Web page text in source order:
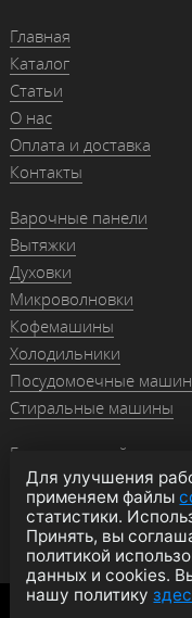
Главная
Каталог
Статьи
О нас
Оплата и доставка
Контакты
Варочные панели
Вытяжки
Духовки
Микроволновки
Кофемашины
Холодильники
Посудомоечные
Стиральные машины
Гранитные мойки
Мойки из нержавейки
Смесители
Аксессуары
Политика
Для улучшения
применяем файлы
статистики.
Принять, вы
политикой
данных и cookies.
нашу политику